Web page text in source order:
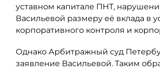
уставном капитале ПНТ,
Васильевой размеру её вклада в
корпоративного контроля и
Однако Арбитражный суд
заявление Васильевой. Таким